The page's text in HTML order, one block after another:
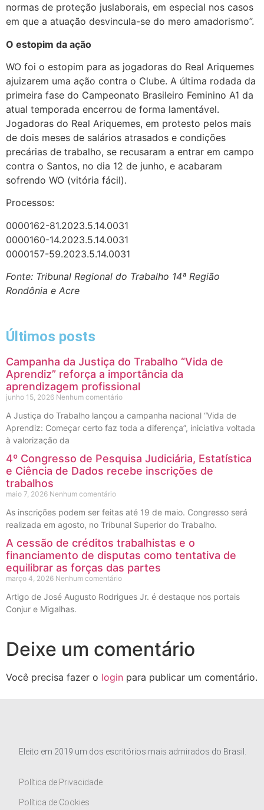
normas de proteção juslaborais, em especial nos casos
em que a atuação desvincula-se do mero amadorismo”.
O estopim da ação
WO foi o estopim para as jogadoras do Real Ariquemes
ajuizarem uma ação contra o Clube. A última rodada da
primeira fase do Campeonato Brasileiro Feminino A1 da
atual temporada encerrou de forma lamentável.
Jogadoras do Real Ariquemes, em protesto pelos mais
de dois meses de salários atrasados e condições
precárias de trabalho, se recusaram a entrar em campo
contra o Santos, no dia 12 de junho, e acabaram
sofrendo WO (vitória fácil).
Processos:
0000162-81.2023.5.14.0031
0000160-14.2023.5.14.0031
0000157-59.2023.5.14.0031
Fonte: Tribunal Regional do Trabalho 14ª Região
Rondônia e Acre
Últimos posts
Campanha da Justiça do Trabalho “Vida de
Aprendiz” reforça a importância da
aprendizagem profissional
junho 15, 2026 Nenhum comentário
A Justiça do Trabalho lançou a campanha nacional “Vida de
Aprendiz: Começar certo faz toda a diferença”, iniciativa voltada
à valorização da
4º Congresso de Pesquisa Judiciária, Estatística
e Ciência de Dados recebe inscrições de
trabalhos
maio 7, 2026 Nenhum comentário
As inscrições podem ser feitas até 19 de maio. Congresso será
realizada em agosto, no Tribunal Superior do Trabalho.
A cessão de créditos trabalhistas e o
financiamento de disputas como tentativa de
equilibrar as forças das partes
março 4, 2026 Nenhum comentário
Artigo de José Augusto Rodrigues Jr. é destaque nos portais
Conjur e Migalhas.
Deixe um comentário
Você precisa fazer o login para publicar um comentário.
Eleito em 2019 um dos escritórios mais admirados do Brasil.
Política de Privacidade
Política de Cookies